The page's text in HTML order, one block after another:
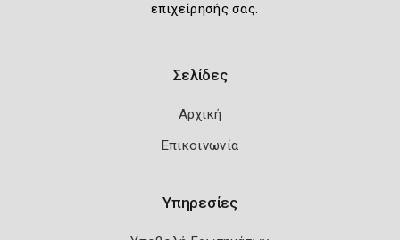
επιχείρησής σας.
Σελίδες
Αρχική
Επικοινωνία
Υπηρεσίες